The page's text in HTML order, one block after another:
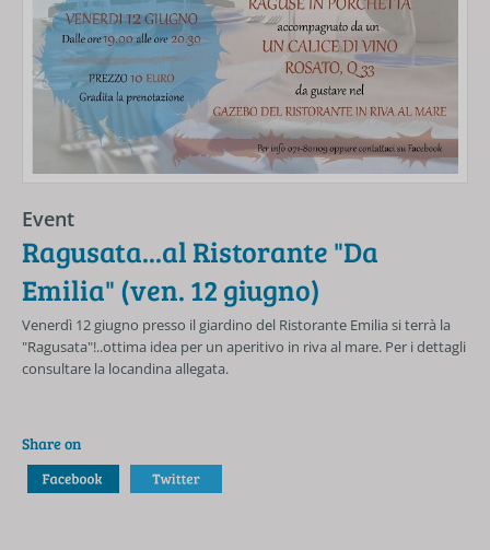
Event
Ragusata...al Ristorante "Da
Emilia" (ven. 12 giugno)
Venerdì 12 giugno presso il giardino del Ristorante Emilia si terrà la
"Ragusata"!..ottima idea per un aperitivo in riva al mare. Per i dettagli
consultare la locandina allegata.
Share on